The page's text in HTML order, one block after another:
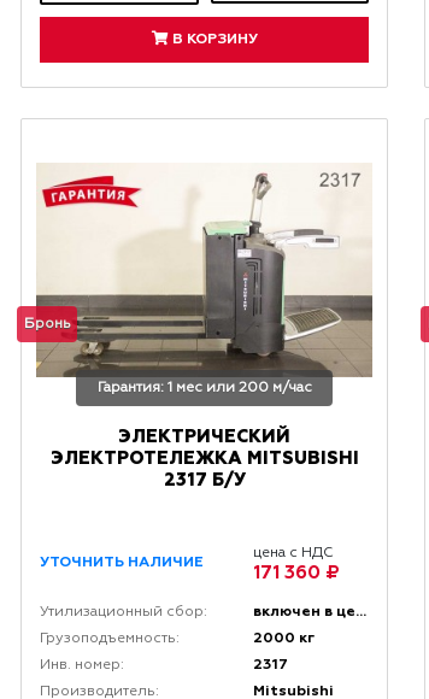
В КОРЗИНУ
Бронь
Гарантия: 1 мес или 200 м/час
ЭЛЕКТРИЧЕСКИЙ
ЭЛЕКТРОТЕЛЕЖКА MITSUBISHI
2317 Б/У
УТОЧНИТЬ НАЛИЧИЕ
цена с НДС
171 360 ₽
Утилизационный сбор: включен в цену
Грузоподъемность: 2000 кг
Инв. номер: 2317
Производитель: Mitsubishi